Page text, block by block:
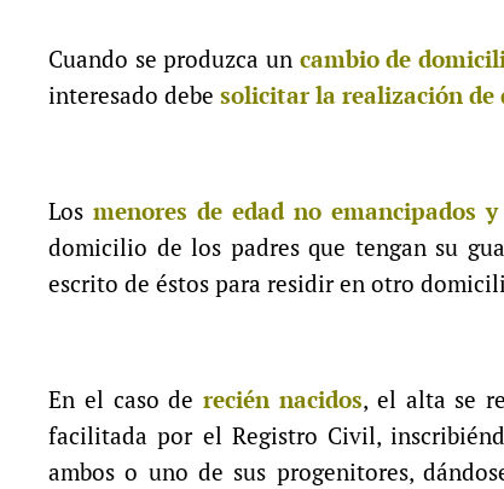
Cuando se produzca un cambio de
interesado debe solicitar la realización de
Losmenores de edad no emancipados
domicilio de los padres que tengan su
escrito de éstos para residir en otro
En el caso derecién nacidos, el alta se
facilitada por el Registro Civil,
ambos o uno de sus progenitores,